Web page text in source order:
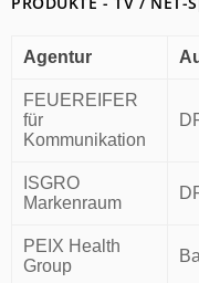
Agentur
FEUEREIFER
für
Kommunikation
ISGRO
Markenraum
PEIX Health
Group